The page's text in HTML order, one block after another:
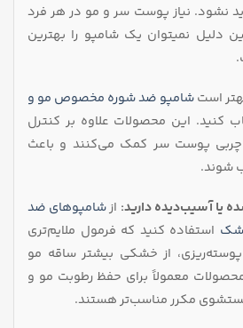
نشود. نیاز پوست سر و مو در هر فرد
دلیل نمیتوان یک شامپو را بهترین
استشامپو ضد شوره مخصوص مو و
کنید. این محصولات علاوه بر کنترل
چربی پوست سر کمک می‌کنند و باعث
شوند.
یا آسیب‌دیده دارید: ازشامپوهای ضد
استفاده کنید که فرمول ملایم‌تری
پوسته‌ریزی، از خشکی بیشتر ساقه مو
معمولاً برای حفظ رطوبت مو و
مکرر مناسب‌تر هستند.